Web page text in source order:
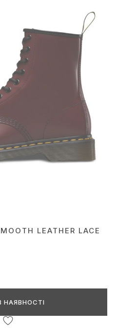
LEATHER LACE
НАЯВНОСТІ